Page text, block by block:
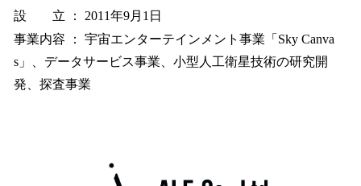
設 立 ： 2011年9月1日
事業内容 ： 宇宙エンターテインメント事業「Sky Canva
s」、データサービス事業、小型人工衛星技術の研究開
発、探査事業